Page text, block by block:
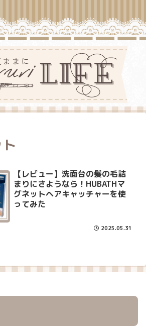
【レビュー】洗面台の髪の毛詰
まりにさようなら！HUBATHマ
グネットヘアキャッチャーを使
ってみた
2025.05.31